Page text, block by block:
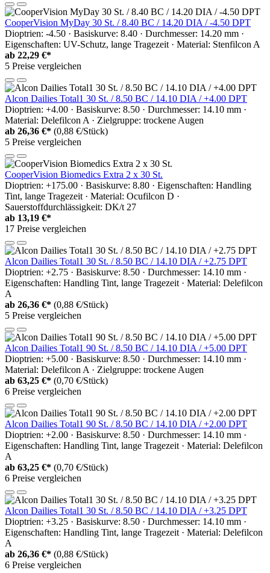
CooperVision MyDay 30 St. / 8.40 BC / 14.20 DIA / -4.50 DPT
Dioptrien: -4.50 · Basiskurve: 8.40 · Durchmesser: 14.20 mm ·
Eigenschaften: UV-Schutz, lange Tragezeit · Material: Stenfilcon A
ab 22,29 €*
5 Preise vergleichen
Alcon Dailies Total1 30 St. / 8.50 BC / 14.10 DIA / +4.00 DPT
Dioptrien: +4.00 · Basiskurve: 8.50 · Durchmesser: 14.10 mm ·
Material: Delefilcon A · Zielgruppe: trockene Augen
ab 26,36 €* (0,88 €/Stück)
5 Preise vergleichen
CooperVision Biomedics Extra 2 x 30 St.
Dioptrien: +175.00 · Basiskurve: 8.80 · Eigenschaften: Handling
Tint, lange Tragezeit · Material: Ocufilcon D ·
Sauerstoffdurchlässigkeit: DK/t 27
ab 13,19 €*
17 Preise vergleichen
Alcon Dailies Total1 30 St. / 8.50 BC / 14.10 DIA / +2.75 DPT
Dioptrien: +2.75 · Basiskurve: 8.50 · Durchmesser: 14.10 mm ·
Eigenschaften: Handling Tint, lange Tragezeit · Material: Delefilcon
A
ab 26,36 €* (0,88 €/Stück)
5 Preise vergleichen
Alcon Dailies Total1 90 St. / 8.50 BC / 14.10 DIA / +5.00 DPT
Dioptrien: +5.00 · Basiskurve: 8.50 · Durchmesser: 14.10 mm ·
Material: Delefilcon A · Zielgruppe: trockene Augen
ab 63,25 €* (0,70 €/Stück)
6 Preise vergleichen
Alcon Dailies Total1 90 St. / 8.50 BC / 14.10 DIA / +2.00 DPT
Dioptrien: +2.00 · Basiskurve: 8.50 · Durchmesser: 14.10 mm ·
Eigenschaften: Handling Tint, lange Tragezeit · Material: Delefilcon
A
ab 63,25 €* (0,70 €/Stück)
6 Preise vergleichen
Alcon Dailies Total1 30 St. / 8.50 BC / 14.10 DIA / +3.25 DPT
Dioptrien: +3.25 · Basiskurve: 8.50 · Durchmesser: 14.10 mm ·
Eigenschaften: Handling Tint, lange Tragezeit · Material: Delefilcon
A
ab 26,36 €* (0,88 €/Stück)
6 Preise vergleichen